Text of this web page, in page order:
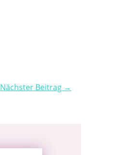
Nächster Beitrag →